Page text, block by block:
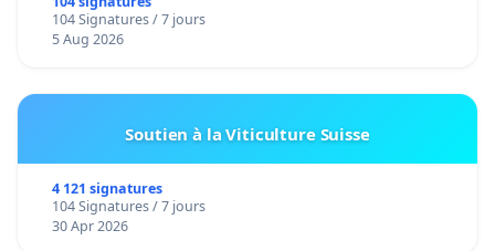
104 Signatures / 7 jours
5 Aug 2026
Soutien à la Viticulture Suisse
4 121 signatures
104 Signatures / 7 jours
30 Apr 2026